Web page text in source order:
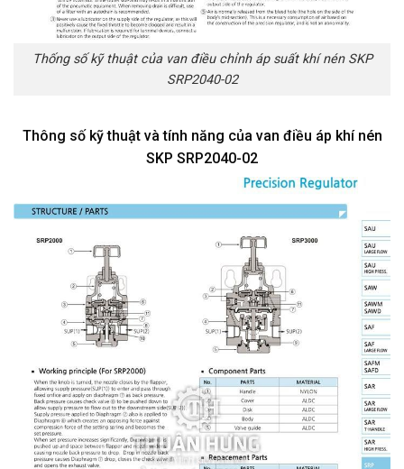
Thống số kỹ thuật của van điều chỉnh áp suất khí nén SKP
SRP2040-02
Thông số kỹ thuật và tính năng của van điều áp khí nén
SKP SRP2040-02